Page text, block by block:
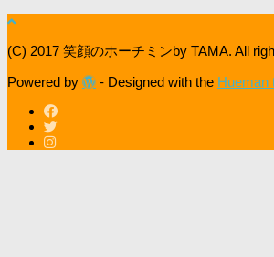
(C) 2017 笑顔のホーチミンby TAMA. All
Powered by - Designed with the Hueman